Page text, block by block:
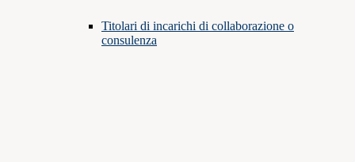
Titolari di incarichi di collaborazione o
consulenza